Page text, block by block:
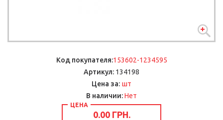
Код покупателя:153602-1234595
Артикул: 134198
Цена за: шт
В наличии:Нет
ЦЕНА
0.00 ГРН.